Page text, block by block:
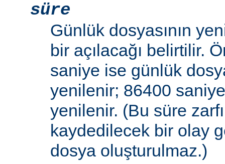
süre
Günlük dosyasının
bir açılacağı belirtilir.
saniye ise günlük
yenilenir; 86400
yenilenir. (Bu süre
kaydedilecek bir olay
dosya oluşturulmaz.)